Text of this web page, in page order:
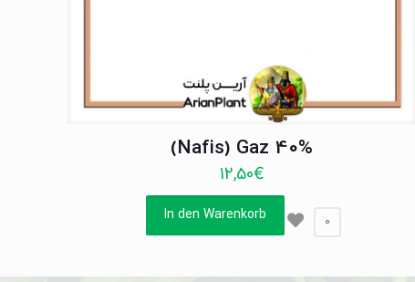
(Nafis) Gaz 40%
12,50€
In den Warenkorb 0